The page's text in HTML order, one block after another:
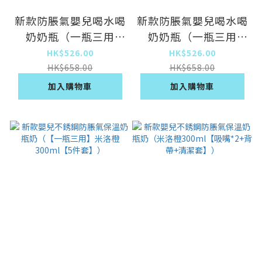
新款防脹氣嬰兒喝水喝
奶奶瓶（一瓶三用
240ml粉色+奶瓶刷）
HK$526.00
HK$658.00
加入購物車
新款防脹氣嬰兒喝水喝
奶奶瓶（一瓶三用
300ml粉色+奶瓶刷）
HK$526.00
HK$658.00
加入購物車